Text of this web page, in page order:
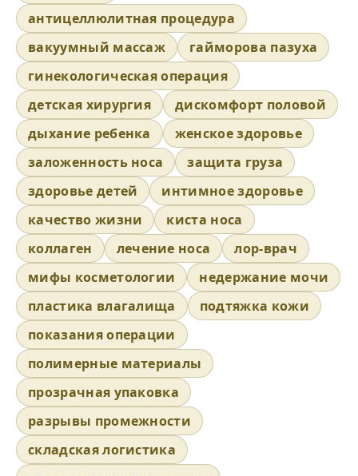
антицеллюлитная процедура
вакуумный массаж
гайморова пазуха
гинекологическая операция
детская хирургия
дискомфорт половой
дыхание ребенка
женское здоровье
заложенность носа
защита груза
здоровье детей
интимное здоровье
качество жизни
киста носа
коллаген
лечение носа
лор-врач
мифы косметологии
недержание мочи
пластика влагалища
подтяжка кожи
показания операции
полимерные материалы
прозрачная упаковка
разрывы промежности
складская логистика